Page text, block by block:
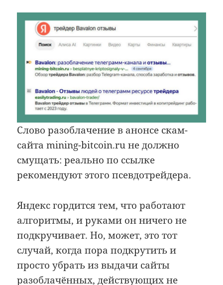
Слово разоблачение в анонсе скам-
сайта mining-bitcoin.ru не должно
смущать: реально по ссылке
рекомендуют этого псевдотрейдера.
Яндекс гордится тем, что работают
алгоритмы, и руками он ничего не
подкручивает. Но, может, это тот
случай, когда пора подкрутить и
просто убрать из выдачи сайты
разоблачённых, действующих не